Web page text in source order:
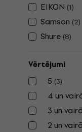
EIKON (1)
Samson (2)
Shure (8)
Vērtējumi
5 (3)
4 un
3 un
2 un